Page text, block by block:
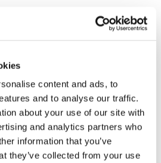
content and ads, to
and to analyse our traffic.
about your use of our site with
and analytics partners who
information that you’ve
they’ve collected from your use